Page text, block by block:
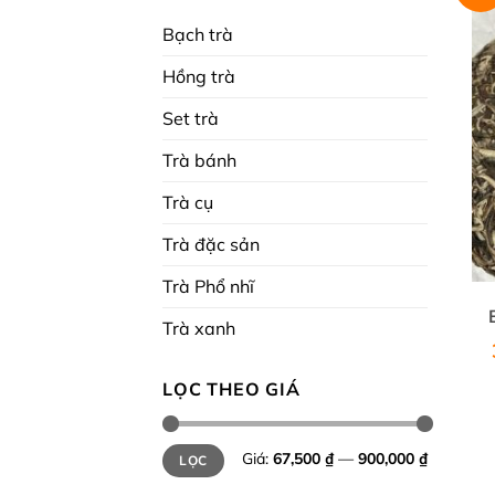
Bạch trà
Hồng trà
Set trà
Trà bánh
Trà cụ
Trà đặc sản
Trà Phổ nhĩ
Trà xanh
LỌC THEO GIÁ
Giá
tối
thiểu
Giá
tối
đa
LỌC Giá: 67,500 ₫— 900,000 ₫